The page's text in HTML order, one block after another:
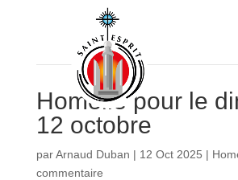
Homélie pour le
12 octobre
parArnaud Duban | 12 Oct 2025 |
commentaire